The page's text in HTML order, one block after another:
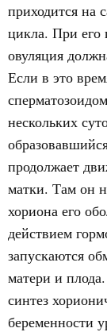
приходится на
цикла. При его
овуляция
Если в это
нескольких
продолжает
матки. Там он
хориона его
действием
запускаются
матери и
синтез
беременности